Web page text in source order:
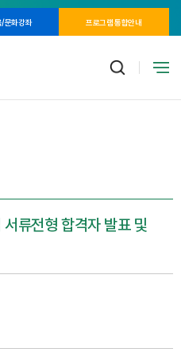
/문화강좌 프로그램 통합안내
류전형 합격자 발표 및